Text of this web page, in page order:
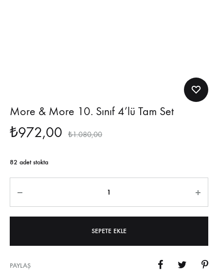
More & More 10. Sınıf 4’lü Tam Set
₺972,00 ₺1.080,00
82 adet stokta
SEPETE EKLE
PAYLAŞ